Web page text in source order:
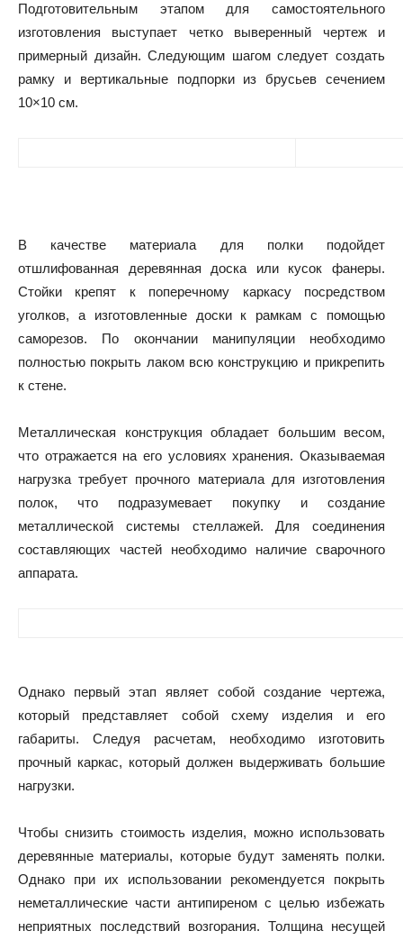
Подготовительным этапом для самостоятельного
изготовления выступает четко выверенный чертеж и
примерный дизайн. Следующим шагом следует создать
рамку и вертикальные подпорки из брусьев сечением
10×10 см.
В качестве материала для полки подойдет
отшлифованная деревянная доска или кусок фанеры.
Стойки крепят к поперечному каркасу посредством
уголков, а изготовленные доски к рамкам с помощью
саморезов. По окончании манипуляции необходимо
полностью покрыть лаком всю конструкцию и прикрепить
к стене.
Металлическая конструкция обладает большим весом,
что отражается на его условиях хранения. Оказываемая
нагрузка требует прочного материала для изготовления
полок, что подразумевает покупку и создание
металлической системы стеллажей. Для соединения
составляющих частей необходимо наличие сварочного
аппарата.
Однако первый этап являет собой создание чертежа,
который представляет собой схему изделия и его
габариты. Следуя расчетам, необходимо изготовить
прочный каркас, который должен выдерживать большие
нагрузки.
Чтобы снизить стоимость изделия, можно использовать
деревянные материалы, которые будут заменять полки.
Однако при их использовании рекомендуется покрыть
неметаллические части антипиреном с целью избежать
неприятных последствий возгорания. Толщина несущей